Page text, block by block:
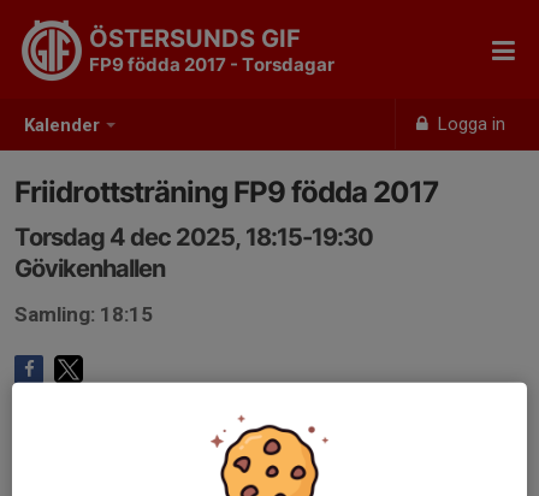
Kalender Logga in
ÖSTERSUNDS GIF
FP9 födda 2017 - Torsdagar
Friidrottsträning FP9 födda 2017
Torsdag 4 dec 2025, 18:15-19:30
Gövikenhallen
Samling: 18:15